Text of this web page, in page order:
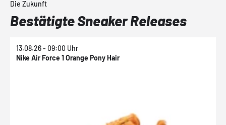
Die Zukunft
Bestätigte Sneaker Releases
13.08.26 - 09:00 Uhr
Nike Air Force 1 Orange Pony Hair